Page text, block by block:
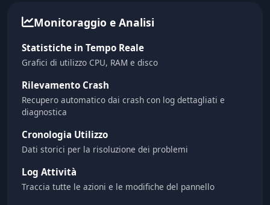
Monitoraggio e Analisi
Statistiche in Tempo Reale
Grafici di utilizzo CPU, RAM e disco
Rilevamento Crash
Recupero automatico dai crash con log dettagliati e
diagnostica
Cronologia Utilizzo
Dati storici per la risoluzione dei problemi
Log Attività
Traccia tutte le azioni e le modifiche del pannello